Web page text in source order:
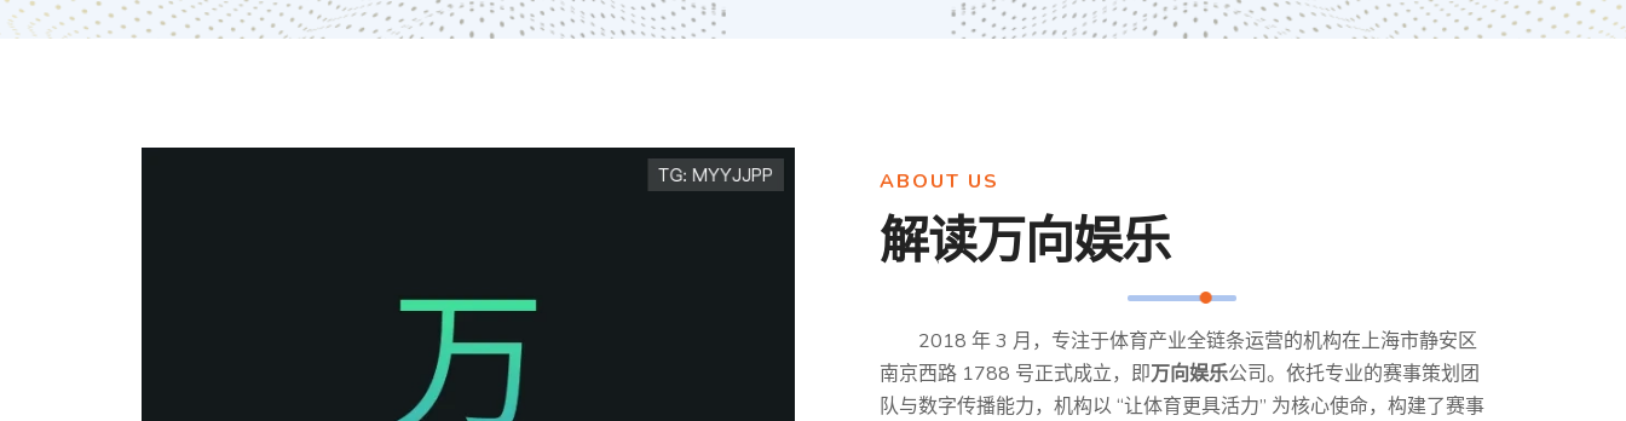
ABOUT US
解读万向娱乐
2018 年 3 月，专注于体育产业全链条运营的机构在上海市静安区
南京西路 1788 号正式成立，即万向娱乐公司。依托专业的赛事策划团
队与数字传播能力，机构以 “让体育更具活力” 为核心使命，构建了赛事